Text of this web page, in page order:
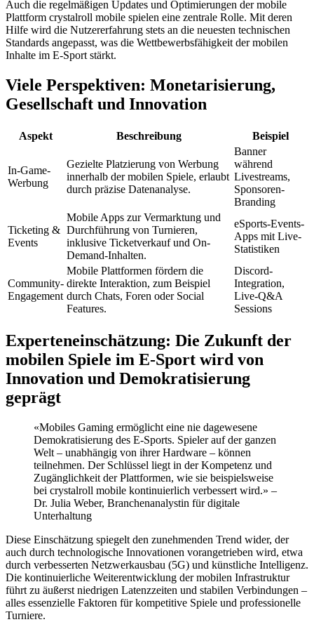
Auch die regelmäßigen Updates und Optimierungen der mobile
Plattform crystalroll mobile spielen eine zentrale Rolle. Mit deren
Hilfe wird die Nutzererfahrung stets an die neuesten technischen
Standards angepasst, was die Wettbewerbsfähigkeit der mobilen
Inhalte im E-Sport stärkt.
Viele Perspektiven: Monetarisierung,
Gesellschaft und Innovation
Aspekt Beschreibung Beispiel
In-Game-
Werbung
Gezielte Platzierung von Werbung
innerhalb der mobilen Spiele, erlaubt
durch präzise Datenanalyse.
Banner
während
Livestreams,
Sponsoren-
Branding
Ticketing &
Events
Mobile Apps zur Vermarktung und
Durchführung von Turnieren,
inklusive Ticketverkauf und On-
Demand-Inhalten.
eSports-Events-
Apps mit Live-
Statistiken
Community-
Engagement
Mobile Plattformen fördern die
direkte Interaktion, zum Beispiel
durch Chats, Foren oder Social
Features.
Discord-
Integration,
Live-Q&A
Sessions
Experteneinschätzung: Die Zukunft der
mobilen Spiele im E-Sport wird von
Innovation und Demokratisierung
geprägt
«Mobiles Gaming ermöglicht eine nie dagewesene
Demokratisierung des E-Sports. Spieler auf der ganzen
Welt – unabhängig von ihrer Hardware – können
teilnehmen. Der Schlüssel liegt in der Kompetenz und
Zugänglichkeit der Plattformen, wie sie beispielsweise
bei crystalroll mobile kontinuierlich verbessert wird.» –
Dr. Julia Weber, Branchenanalystin für digitale
Unterhaltung
Diese Einschätzung spiegelt den zunehmenden Trend wider, der
auch durch technologische Innovationen vorangetrieben wird, etwa
durch verbesserten Netzwerkausbau (5G) und künstliche Intelligenz.
Die kontinuierliche Weiterentwicklung der mobilen Infrastruktur
führt zu äußerst niedrigen Latenzzeiten und stabilen Verbindungen –
alles essenzielle Faktoren für kompetitive Spiele und professionelle
Turniere.